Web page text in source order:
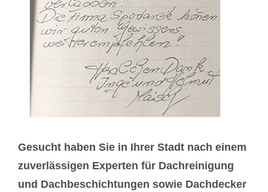
Gesucht haben Sie in Ihrer Stadt nach einem
zuverlässigen Experten für Dachreinigung
und Dachbeschichtungen sowie Dachdecker